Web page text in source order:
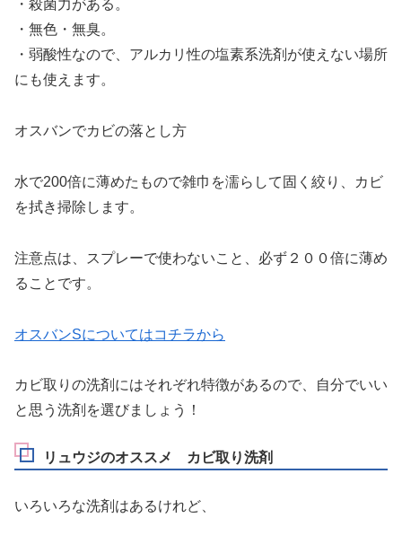
・殺菌力がある。
・無色・無臭。
・弱酸性なので、アルカリ性の塩素系洗剤が使えない場所
にも使えます。
オスバンでカビの落とし方
水で200倍に薄めたもので雑巾を濡らして固く絞り、カビ
を拭き掃除します。
注意点は、スプレーで使わないこと、必ず２００倍に薄め
ることです。
オスバンSについてはコチラから
カビ取りの洗剤にはそれぞれ特徴があるので、自分でいい
と思う洗剤を選びましょう！
リュウジのオススメ カビ取り洗剤
いろいろな洗剤はあるけれど、